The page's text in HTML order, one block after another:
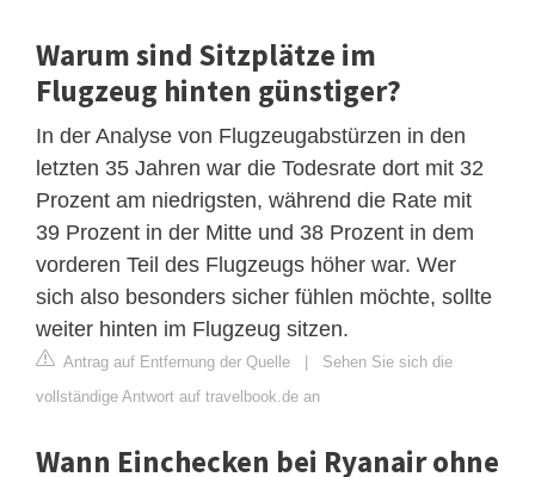
Warum sind Sitzplätze im
Flugzeug hinten günstiger?
In der Analyse von Flugzeugabstürzen in den
letzten 35 Jahren war die Todesrate dort mit 32
Prozent am niedrigsten, während die Rate mit
39 Prozent in der Mitte und 38 Prozent in dem
vorderen Teil des Flugzeugs höher war. Wer
sich also besonders sicher fühlen möchte, sollte
weiter hinten im Flugzeug sitzen.
Antrag auf Entfernung der Quelle | Sehen Sie sich die
vollständige Antwort auf travelbook.de an
Wann Einchecken bei Ryanair ohne